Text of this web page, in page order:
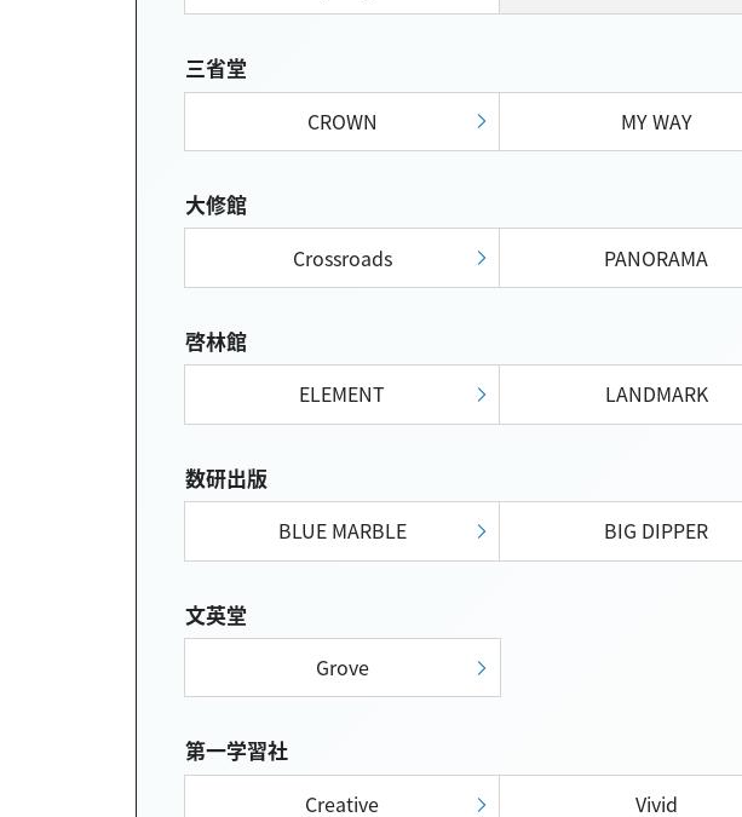
三省堂
CROWN MY WAY
大修館
Crossroads PANORAMA
啓林館
ELEMENT LANDMARK
数研出版
BLUE MARBLE BIG DIPPER
文英堂
Grove
第一学習社
Creative Vivid